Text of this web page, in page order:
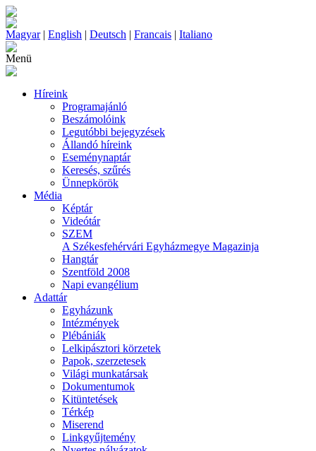
Magyar| English | Deutsch | Francais | Italiano
Menü
Híreink
Programajánló
Beszámolóink
Legutóbbi bejegyzések
Állandó híreink
Eseménynaptár
Keresés, szűrés
Ünnepkörök
Média
Képtár
Videótár
SZEM
A Székesfehérvári Egyházmegye Magazinja
Hangtár
Szentföld 2008
Napi evangélium
Adattár
Egyházunk
Intézmények
Plébániák
Lelkipásztori körzetek
Papok, szerzetesek
Világi munkatársak
Dokumentumok
Kitüntetések
Térkép
Miserend
Linkgyűjtemény